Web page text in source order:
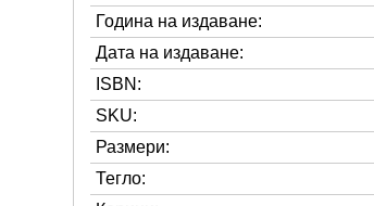
Година на издаване:
Дата на издаване:
ISBN:
SKU:
Размери:
Тегло: